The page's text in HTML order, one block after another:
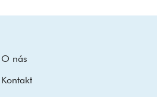
O nás
Kontakt